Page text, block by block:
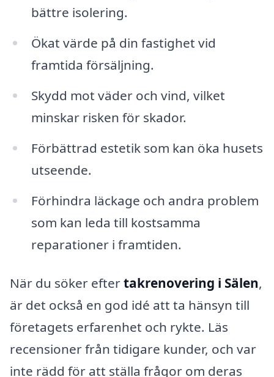
bättre isolering.
Ökat värde på din fastighet vid
framtida försäljning.
Skydd mot väder och vind, vilket
minskar risken för skador.
Förbättrad estetik som kan öka husets
utseende.
Förhindra läckage och andra problem
som kan leda till kostsamma
reparationer i framtiden.
När du söker eftertakrenovering i Sälen,
är det också en god idé att ta hänsyn till
företagets erfarenhet och rykte. Läs
recensioner från tidigare kunder, och var
inte rädd för att ställa frågor om deras